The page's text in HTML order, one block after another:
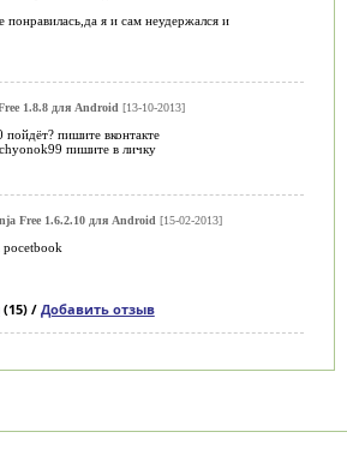
я и сам неудержался и
1.8.8 для Android [13-10-2013]
пишите вконтакте
пишите в личку
Free 1.6.2.10 для Android[15-02-2013]
pocetbook
(15) / Добавить отзыв